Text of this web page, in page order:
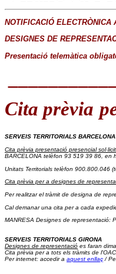
NOTIFICACIÓ ELECTRÒNICA
DESIGNES DE
Presentació telemàtica
Cita prèvia
SERVEIS TERRITORIALS BARCELONA
Cita prèvia presentació presencial
BARCELONA telèfon 93 519 39 86 , en
Unitats Territorials telèfon 900.800.046
Cita prèvia per a designes de
Per realitzar el tràmit de designa de
Cal demanar una cita per a cada
MANRESA Designes de representació:
SERVEIS TERRITORIALS GIRONA
Designes de representació es faran
Cita prèvia per a tots els tràmits de
Per internet: accedir a aquest enllaç /